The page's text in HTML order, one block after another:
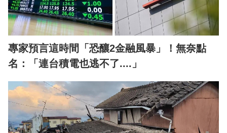
專家預言這時間「恐釀2金融風暴」！無奈點
名：「連台積電也逃不了....」